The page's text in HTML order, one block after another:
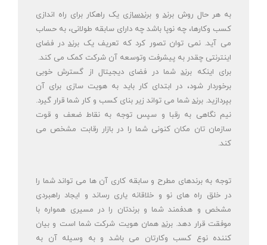
به هر حال روشبرندو برندسازی یک راهکار برای راه اندازی
کسب وکارها، چه نوپا باشد چه دارای سابقه طولانی، به حساب
می آید. نمی توان تصور کرد که تعریف یک برنددر فضای
اینترنتی چقدر به پیشرفت وتوسعه آن شرکت کمک می کند.
برای اینکه برندشما در فضای دیجیتال از گسترش خوبی
برخوردار شود، در ابتدای کار باید به هویت سازی برای آن
بپردازید. برند شما می تواند زیر بنای کسب و کار شما قرار گیرد.
نیم نگاهی به رقبا و سپس توجه به نقاط ضعف و قوت
سازمان تان مکان کنونی شما را در بازار رقابت مشخص می
کند.
توجه به برندهای مطرح و سابقه کاری آن ها می تواند شما را
در خلق راه های نو و خلاقانه یاری رساند و ایجاد راهبردی
مشخص و هدفمند شما و برندتان را در مسیری همواره با
موفقت قرار دهد. برندهمان هویت شرکت شما است و بیان
کننده نوع کسب وکارتان می باشد و به وسیله آن به